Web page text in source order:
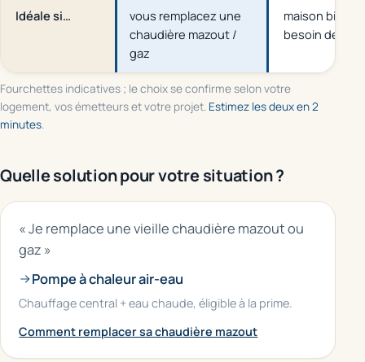
Idéale si…
vous remplacez une
chaudière mazout /
gaz
maison bien
besoin de
Fourchettes indicatives ; le choix se confirme selon votre
logement, vos émetteurs et votre projet. Estimez les deux en 2
minutes.
Quelle solution pour votre situation ?
« Je remplace une vieille chaudière mazout ou
gaz »
Pompe à chaleur air-eau
Chauffage central + eau chaude, éligible à la prime.
Comment remplacer sa chaudière mazout